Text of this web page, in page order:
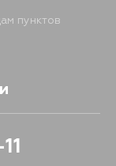
пунктов